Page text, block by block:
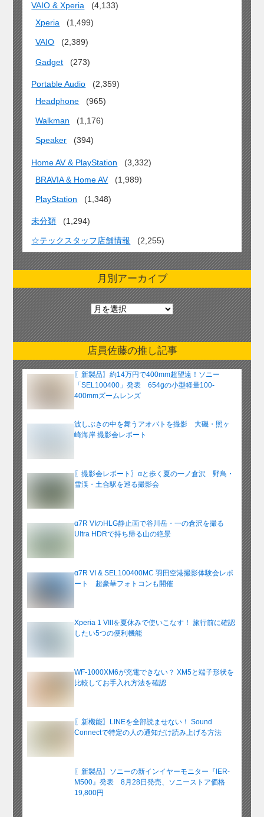
VAIO & Xperia
(4,133)
Xperia
(1,499)
VAIO (2,389)
Gadget (273)
Portable Audio
(2,359)
Headphone
(965)
Walkman (1,176)
Speaker (394)
Home AV & PlayStation
(3,332)
BRAVIA & Home AV
(1,989)
PlayStation (1,348)
未分類 (1,294)
☆テックスタッフ店舗情報 (2,255)
月別アーカイブ
月
別
ア
ー
カ
イ
ブ
店員佐藤の推し記事
〖新製品〗約14万円で400mm超望遠！ソニー
「SEL100400」発表 654gの小型軽量100-
400mmズームレンズ
波しぶきの中を舞うアオバトを撮影 大磯・照ヶ
崎海岸 撮影会レポート
〖撮影会レポート〗αと歩く夏の一ノ倉沢 野鳥・
雪渓・土合駅を巡る撮影会
α7R VIのHLG静止画で谷川岳・一の倉沢を撮る
Ultra HDRで持ち帰る山の絶景
α7R VI & SEL100400MC 羽田空港撮影体験会レポ
ート 超豪華フォトコンも開催
Xperia 1 VIIIを夏休みで使いこなす！ 旅行前に確認
したい5つの便利機能
WF-1000XM6が充電できない？ XM5と端子形状を
比較してお手入れ方法を確認
〖新機能〗LINEを全部読ませない！ Sound
Connectで特定の人の通知だけ読み上げる方法
〖新製品〗ソニーの新インイヤーモニター『IER-
M500』発表 8月28日発売、ソニーストア価格
19,800円